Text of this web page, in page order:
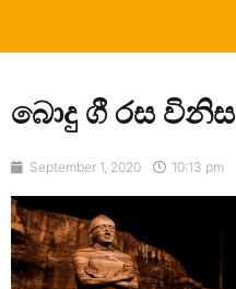
බොදු ගී රස විනිස
September 1, 2020 10:13 pm